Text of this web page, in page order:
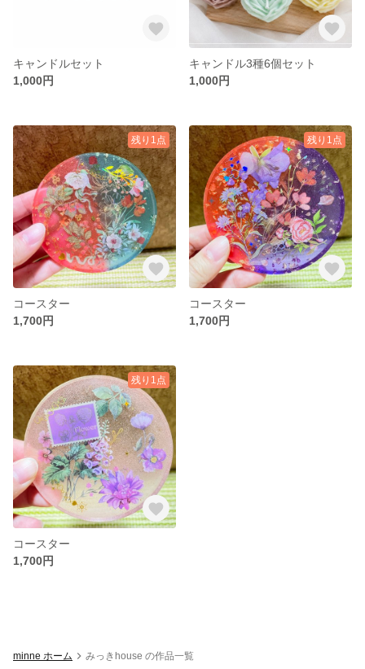
キャンドルセット
1,000円
キャンドル3種6個セット
1,000円
残り1点
コースター
1,700円
残り1点
コースター
1,700円
残り1点
コースター
1,700円
minne ホーム みっきhouse の作品一覧